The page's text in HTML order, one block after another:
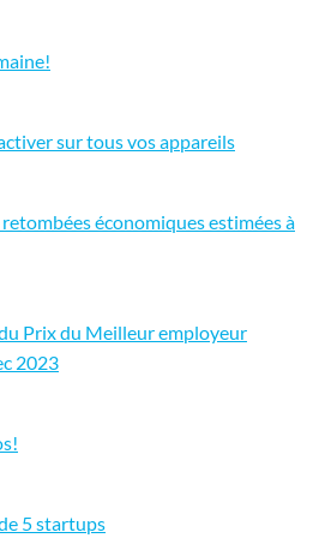
sur tous vos appareils
économiques estimées à
Prix du Meilleur employeur
2023
5 startups